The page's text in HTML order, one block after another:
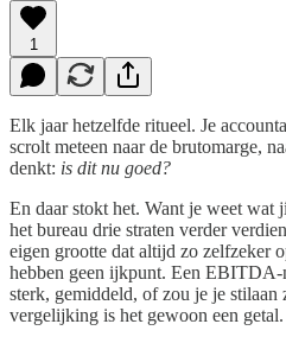
1
Elk jaar hetzelfde ritueel. Je
scrolt meteen naar de brutomarge,
denkt: is dit nu goed?
En daar stokt het. Want je weet wat
het bureau drie straten verder
eigen grootte dat altijd zo zelfzeker
hebben geen ijkpunt. Een EBITDA-
sterk, gemiddeld, of zou je je stilaan
vergelijking is het gewoon een getal.